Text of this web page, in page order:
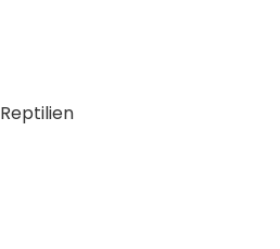
Reptilien